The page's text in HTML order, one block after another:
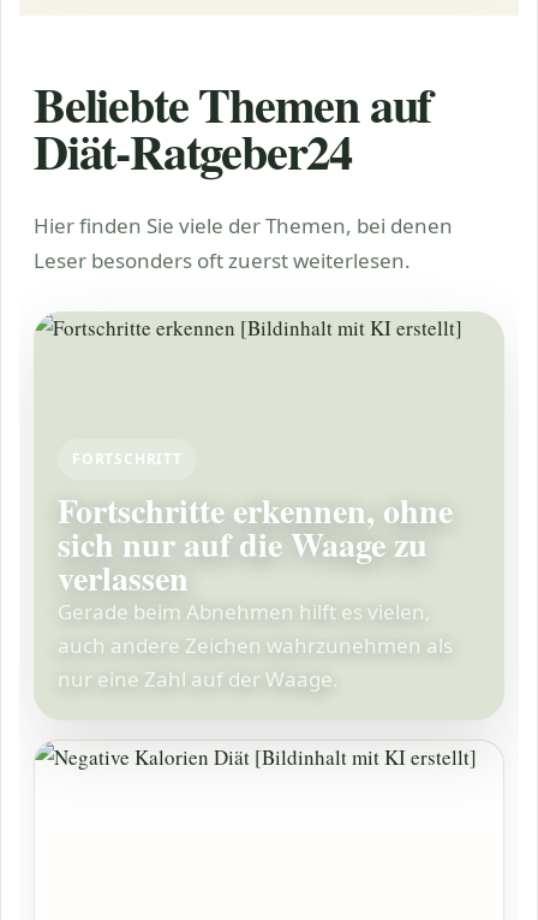
Beliebte Themen auf
Diät-Ratgeber24
Hier finden Sie viele der Themen, bei denen
Leser besonders oft zuerst weiterlesen.
FORTSCHRITT
Fortschritte erkennen, ohne
sich nur auf die Waage zu
verlassen
Gerade beim Abnehmen hilft es vielen,
auch andere Zeichen wahrzunehmen als
nur eine Zahl auf der Waage.